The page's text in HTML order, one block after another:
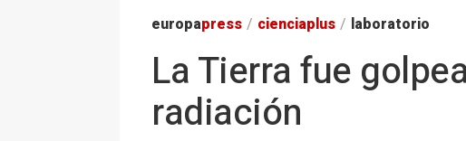
europapress / cienciaplus / laboratorio
La Tierra fue
radiación